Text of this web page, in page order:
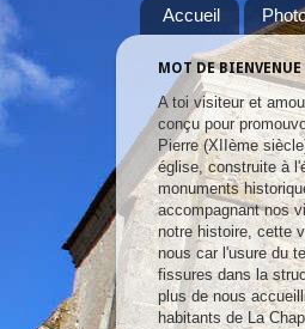
Accueil
MOT DE BIENVENUE
A toi visiteur et
conçu pour
Pierre (XIIème
église, construite à
monuments
accompagnant nos
notre histoire, cette
nous car l'usure du
fissures dans la
plus de nous
habitants de La